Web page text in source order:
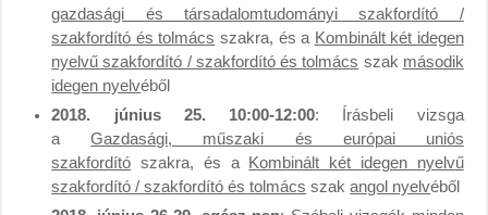
gazdasági és társadalomtudományi szakfordító /
szakfordító és tolmács szakra, és a Kombinált két idegen
nyelvű szakfordító / szakfordító és tolmács szak második
idegen nyelvéből
2018. június 25. 10:00-12:00: Írásbeli vizsga
aGazdasági, műszaki és európai uniós
szakfordító szakra, és a
Kombinált két idegen nyelvű
szakfordító / szakfordító és tolmács szakangol nyelvéből